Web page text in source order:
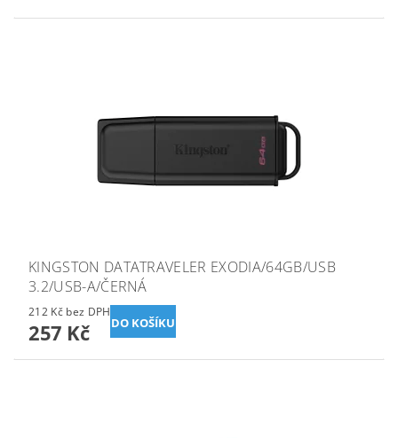
KINGSTON DATATRAVELER EXODIA/64GB/USB
3.2/USB-A/ČERNÁ
212 Kč bez DPH
257 Kč